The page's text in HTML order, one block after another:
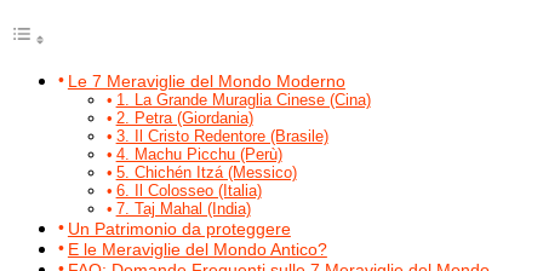
Le 7 Meraviglie del Mondo Moderno
1. La Grande Muraglia Cinese (Cina)
2. Petra (Giordania)
3. Il Cristo Redentore (Brasile)
4. Machu Picchu (Perù)
5. Chichén Itzá (Messico)
6. Il Colosseo (Italia)
7. Taj Mahal (India)
Un Patrimonio da proteggere
E le Meraviglie del Mondo Antico?